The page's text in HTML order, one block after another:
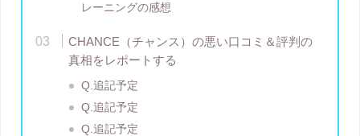
レーニングの感想
CHANCE（チャンス）の悪い口コミ＆評判の
真相をレポートする
Q.追記予定
Q.追記予定
Q.追記予定